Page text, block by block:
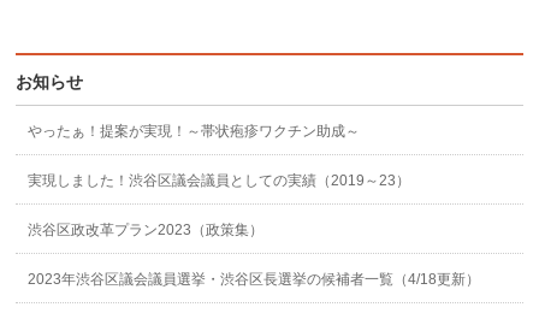
お知らせ
やったぁ！提案が実現！～帯状疱疹ワクチン助成～
実現しました！渋谷区議会議員としての実績（2019～23）
渋谷区政改革プラン2023（政策集）
2023年渋谷区議会議員選挙・渋谷区長選挙の候補者一覧（4/18更新）